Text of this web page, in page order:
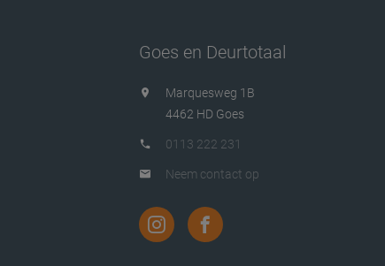
Goes en Deurtotaal
Marquesweg 1B
4462 HD Goes
0113 222 231
Neem contact op